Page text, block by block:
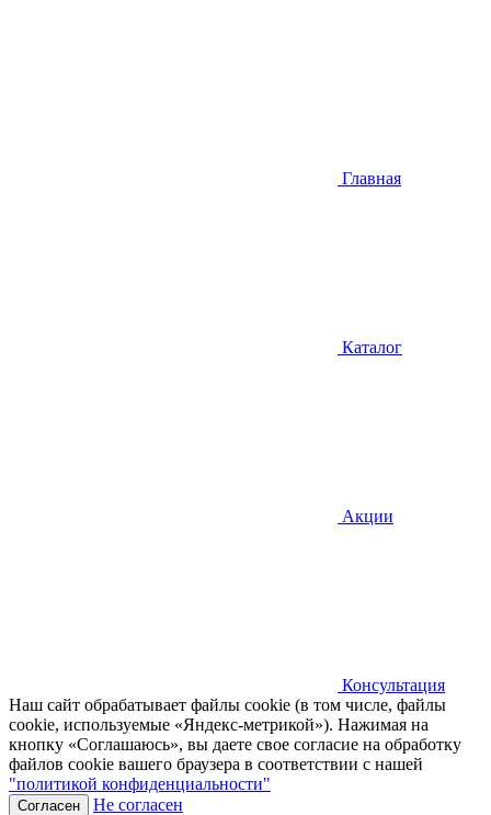
Главная
Каталог
Акции
Консультация
Наш сайт обрабатывает файлы cookie (в том числе, файлы
cookie, используемые «Яндекс-метрикой»). Нажимая на
кнопку «Соглашаюсь», вы даете свое согласие на обработку
файлов cookie вашего браузера в соответствии с нашей
"политикой конфиденциальности"
Согласен Не согласен